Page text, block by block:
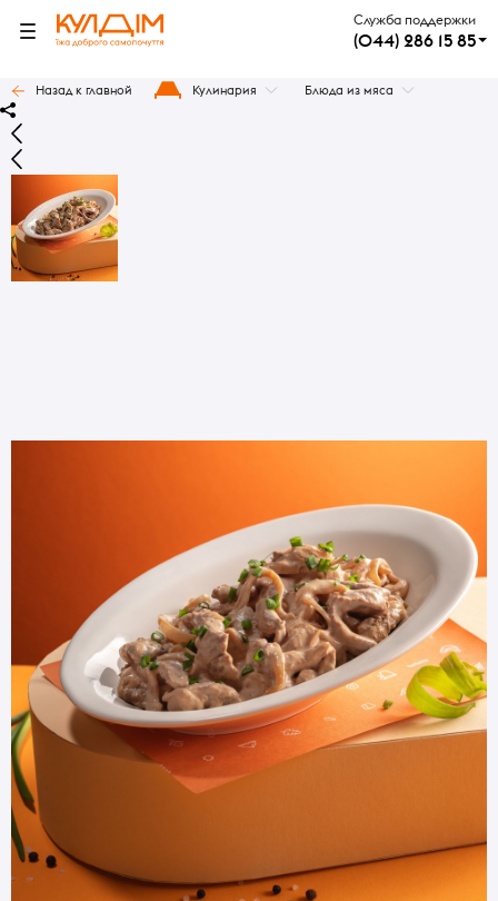
Служба поддержки
(044) 286 15 85
Назад к главной Кулинария Блюда из мяса